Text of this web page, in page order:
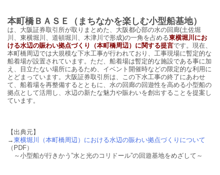
本町橋ＢＡＳＥ（ まちなかを楽しむ小型船基地）
は、大阪証券取引所が取りまとめた、大阪都心部の水の回廊(土佐堀
川、東横堀川、道頓堀川、木津川で形成)の一角を占める東横堀川にお
ける水辺の賑わい拠点づくり（本町橋周辺）に関する提言です。現在、
本町橋周辺では大規模な下水工事が行われており、工事現場に暫定的な
船着場が設置されています。ただ、船着場は暫定的な施設である事に加
え、目立たない場所にあるため、イベント開催時などの限定的な利用に
とどまっています。大阪証券取引所は、この下水工事の終了にあわせ
て、船着場を再整備するとともに、水の回廊の回遊性を高める小型船の
拠点として活用し、水辺の新たな魅力や賑わいを創出することを提案し
ています。
【出典元】
→東横堀川（本町橋周辺）における水辺の賑わい拠点づくりについて
（PDF）
～小型船が行きかう”水と光のコリドール”の回遊基地をめざして～